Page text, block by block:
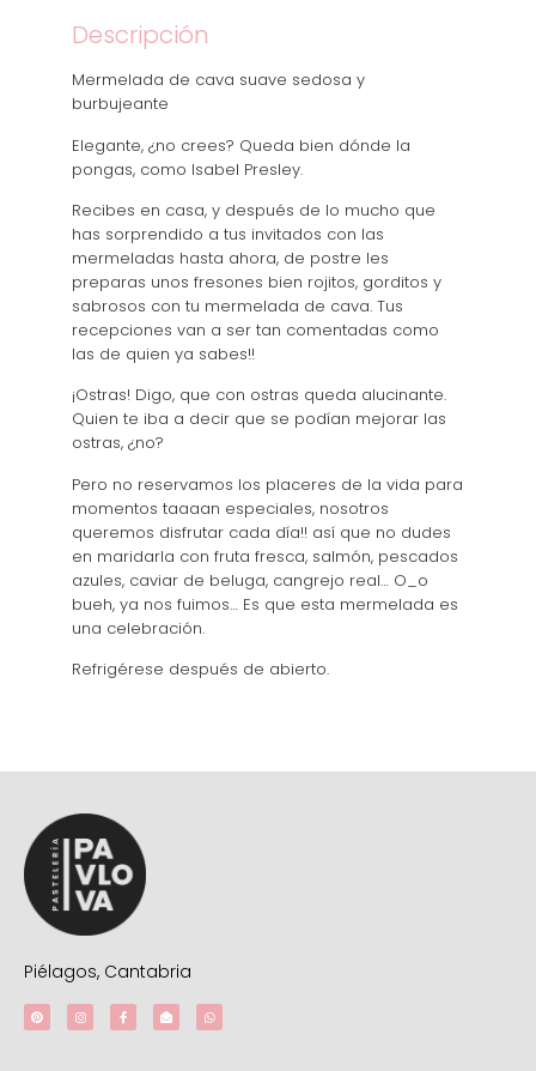
Descripción
Mermelada de cava suave sedosa y
burbujeante
Elegante, ¿no crees? Queda bien dónde la
pongas, como Isabel Presley.
Recibes en casa, y después de lo mucho que
has sorprendido a tus invitados con las
mermeladas hasta ahora, de postre les
preparas unos fresones bien rojitos, gorditos y
sabrosos con tu mermelada de cava. Tus
recepciones van a ser tan comentadas como
las de quien ya sabes!!
¡Ostras! Digo, que con ostras queda alucinante.
Quien te iba a decir que se podían mejorar las
ostras, ¿no?
Pero no reservamos los placeres de la vida para
momentos taaaan especiales, nosotros
queremos disfrutar cada día!! así que no dudes
en maridarla con fruta fresca, salmón, pescados
azules, caviar de beluga, cangrejo real… O_o
bueh, ya nos fuimos… Es que esta mermelada es
una celebración.
Refrigérese después de abierto.
Piélagos, Cantabria